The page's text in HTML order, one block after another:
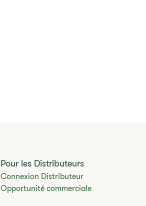
Pour les Distributeurs
Connexion Distributeur
Opportunité commerciale